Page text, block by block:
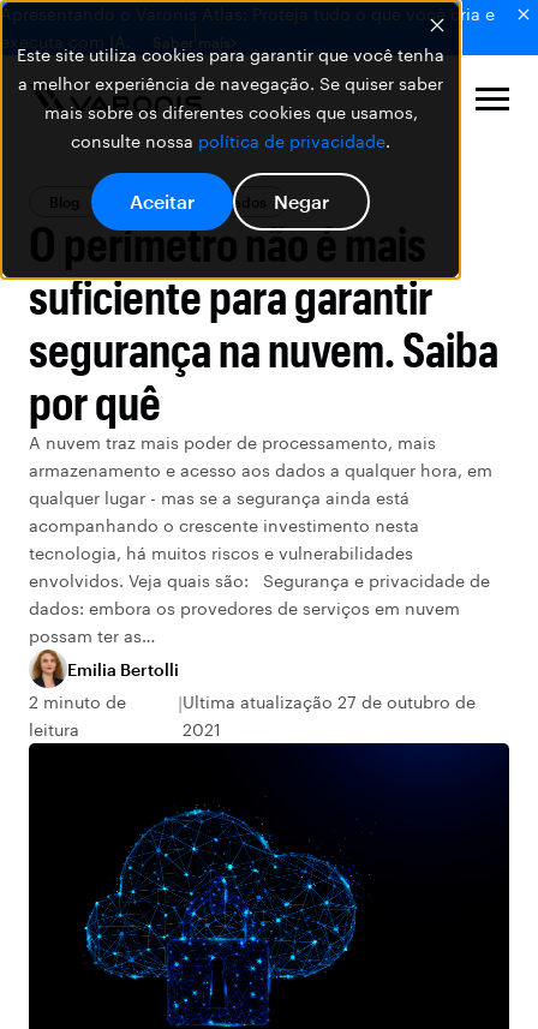
Este site utiliza cookies para garantir que você tenha
a melhor experiência de navegação. Se quiser saber
mais sobre os diferentes cookies que usamos,
consulte nossa política de privacidade.
Aceitar Negar
Apresentando o Varonis Atlas: Proteja tudo o que você cria e
executa com IA.
Saber mais
Blog Segurança de Dados
O perímetro não é mais
suficiente para garantir
segurança na nuvem. Saiba
por quê
A nuvem traz mais poder de processamento, mais
armazenamento e acesso aos dados a qualquer hora, em
qualquer lugar - mas se a segurança ainda está
acompanhando o crescente investimento nesta
tecnologia, há muitos riscos e vulnerabilidades
envolvidos. Veja quais são: Segurança e privacidade de
dados: embora os provedores de serviços em nuvem
possam ter as…
Emilia Bertolli
2 minuto de
leitura
Ultima atualização 27 de outubro de
2021